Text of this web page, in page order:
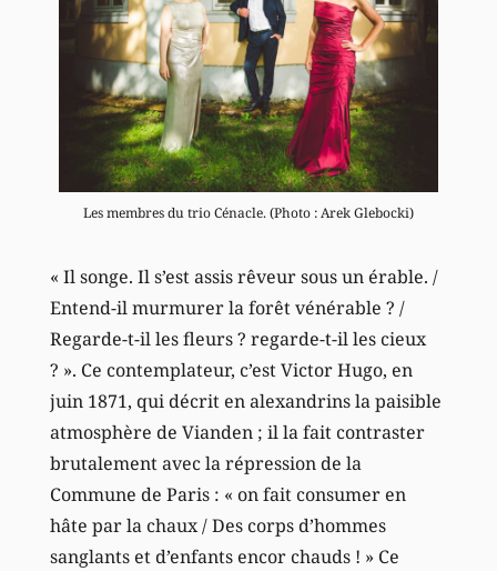
Les membres du trio Cénacle. (Photo : Arek Glebocki)
« Il songe. Il s’est assis rêveur sous un érable. /
Entend-il murmurer la forêt vénérable ? /
Regarde-t-il les fleurs ? regarde-t-il les cieux
? ». Ce contemplateur, c’est Victor Hugo, en
juin 1871, qui décrit en alexandrins la paisible
atmosphère de Vianden ; il la fait contraster
brutalement avec la répression de la
Commune de Paris : « on fait consumer en
hâte par la chaux / Des corps d’hommes
sanglants et d’enfants encor chauds ! » Ce